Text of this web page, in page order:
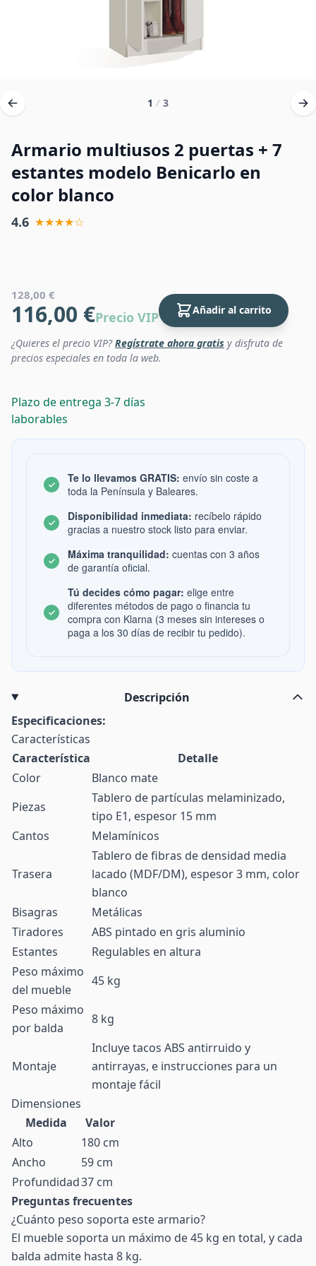
1 / 3
Armario multiusos 2 puertas + 7
estantes modelo Benicarlo en
color blanco
4.6 ★★★★☆
128,00 €
116,00 €Precio VIP Añadir al carrito
¿Quieres el precio VIP?Regístrate ahora gratis y disfruta de
precios especiales en toda la web.
Plazo de entrega 3-7 días
laborables
Te lo llevamos GRATIS: envío sin coste a
toda la Península y Baleares.
Disponibilidad inmediata: recíbelo rápido
gracias a nuestro stock listo para enviar.
Máxima tranquilidad: cuentas con 3 años
de garantía oficial.
Tú decides cómo pagar: elige entre
diferentes métodos de pago o financia tu
compra con Klarna (3 meses sin intereses o
paga a los 30 días de recibir tu pedido).
Descripción
Especificaciones:
Características
Característica
Detalle
Color
Blanco mate
Piezas
Tablero de partículas melaminizado,
tipo E1, espesor 15 mm
Cantos
Melamínicos
Trasera
Tablero de fibras de densidad media
lacado (MDF/DM), espesor 3 mm, color
blanco
Bisagras
Metálicas
Tiradores
ABS pintado en gris aluminio
Estantes
Regulables en altura
Peso máximo
del mueble
45 kg
Peso máximo
por balda
8 kg
Montaje
Incluye tacos ABS antirruido y
antirrayas, e instrucciones para un
montaje fácil
Dimensiones
Medida
Valor
Alto
180 cm
Ancho
59 cm
Profundidad37 cm
Preguntas frecuentes
¿Cuánto peso soporta este armario?
El mueble soporta un máximo de 45 kg en total, y cada
balda admite hasta 8 kg.